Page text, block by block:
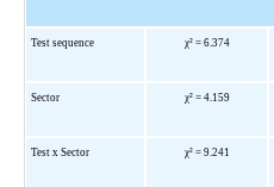
Test sequence χ² = 6.374
Sector χ² = 4.159
Test x Sector χ² = 9.241